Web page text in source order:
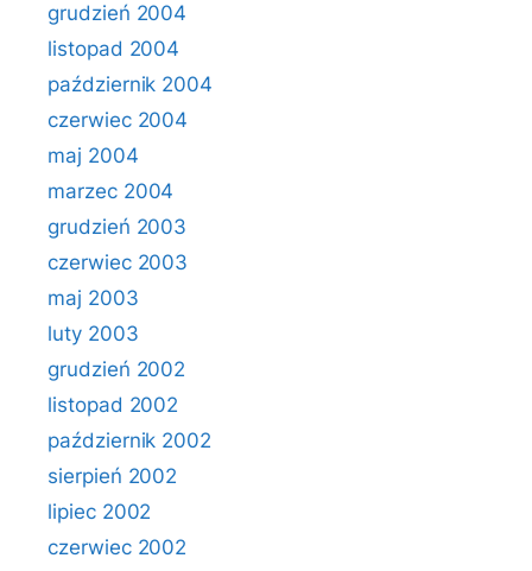
grudzień 2004
listopad 2004
październik 2004
czerwiec 2004
maj 2004
marzec 2004
grudzień 2003
czerwiec 2003
maj 2003
luty 2003
grudzień 2002
listopad 2002
październik 2002
sierpień 2002
lipiec 2002
czerwiec 2002